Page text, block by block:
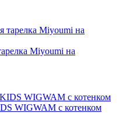
Мiyoumi на
WIGWAM с котенком